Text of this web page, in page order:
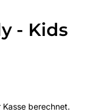
- Kids
berechnet.